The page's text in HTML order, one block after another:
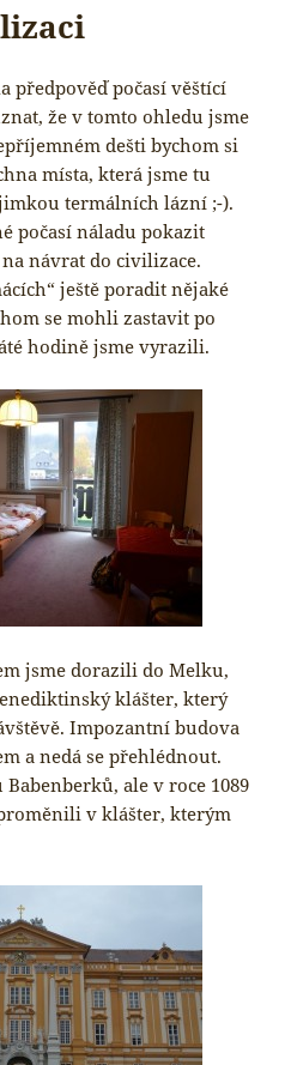
předpověď počasí věštící
že v tomto ohledu jsme
dešti bychom si
místa, která jsme tu
termálních lázní ;-).
počasí náladu pokazit
návrat do civilizace.
ještě poradit nějaké
se mohli zastavit po
hodině jsme vyrazili.
jsme dorazili do Melku,
klášter, který
Impozantní budova
a nedá se přehlédnout.
ale v roce 1089
v klášter, kterým